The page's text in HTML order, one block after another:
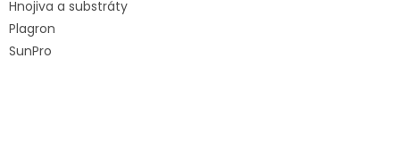
Hnojiva a substráty
Plagron
SunPro